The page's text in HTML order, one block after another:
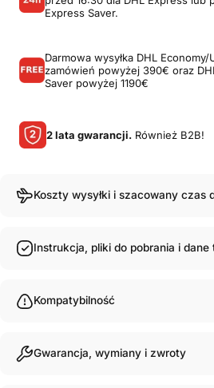
Express Saver.
Darmowa wysyłka DHL Economy/
zamówień powyżej 390€ oraz
Saver powyżej 1190€
2 lata gwarancji. Również B2B!
Koszty wysyłki i szacowany czas
Instrukcja, pliki do pobrania i
Kompatybilność
Gwarancja, wymiany i zwroty